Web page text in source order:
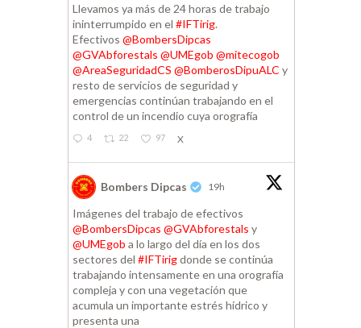
Llevamos ya más de 24 horas de trabajo
ininterrumpido en el #IFTirig.
Efectivos @BombersDipcas
@GVAbforestals @UMEgob @mitecogob
@AreaSeguridadCS @BomberosDipuALC y
resto de servicios de seguridad y
emergencias continúan trabajando en el
control de un incendio cuya orografía
4 22 97 X
Bombers Dipcas 19h
Imágenes del trabajo de efectivos
@BombersDipcas @GVAbforestals y
@UMEgob a lo largo del día en los dos
sectores del #IFTirigdonde se continúa
trabajando intensamente en una orografía
compleja y con una vegetación que
acumula un importante estrés hídrico y
presenta una